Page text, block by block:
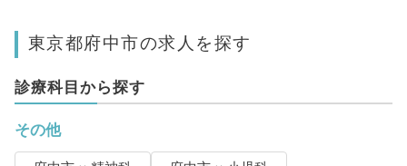
東京都府中市の求人を探す
診療科目から探す
その他